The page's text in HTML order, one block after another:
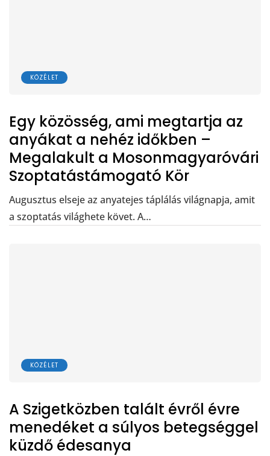
KÖZÉLET
Egy közösség, ami megtartja az
anyákat a nehéz időkben –
Megalakult a Mosonmagyaróvári
Szoptatástámogató Kör
Augusztus elseje az anyatejes táplálás világnapja, amit
a szoptatás világhete követ. A…
KÖZÉLET
A Szigetközben talált évről évre
menedéket a súlyos betegséggel
küzdő édesanya